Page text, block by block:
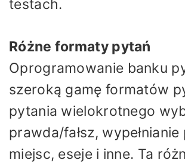
testach.
Różne formaty pytań
Oprogramowanie banku
szeroką gamę formatów
pytania wielokrotnego
prawda/fałsz,
miejsc, eseje i inne. Ta